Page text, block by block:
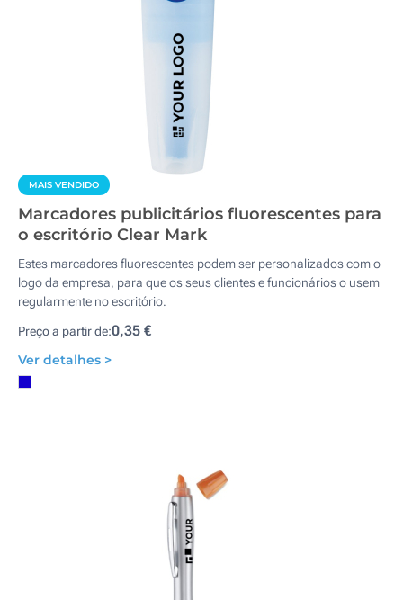
MAIS VENDIDO
Marcadores publicitários fluorescentes para
o escritório Clear Mark
Estes marcadores fluorescentes podem ser personalizados com o
logo da empresa, para que os seus clientes e funcionários o usem
regularmente no escritório.
Preço a partir de:0,35 €
Ver detalhes >